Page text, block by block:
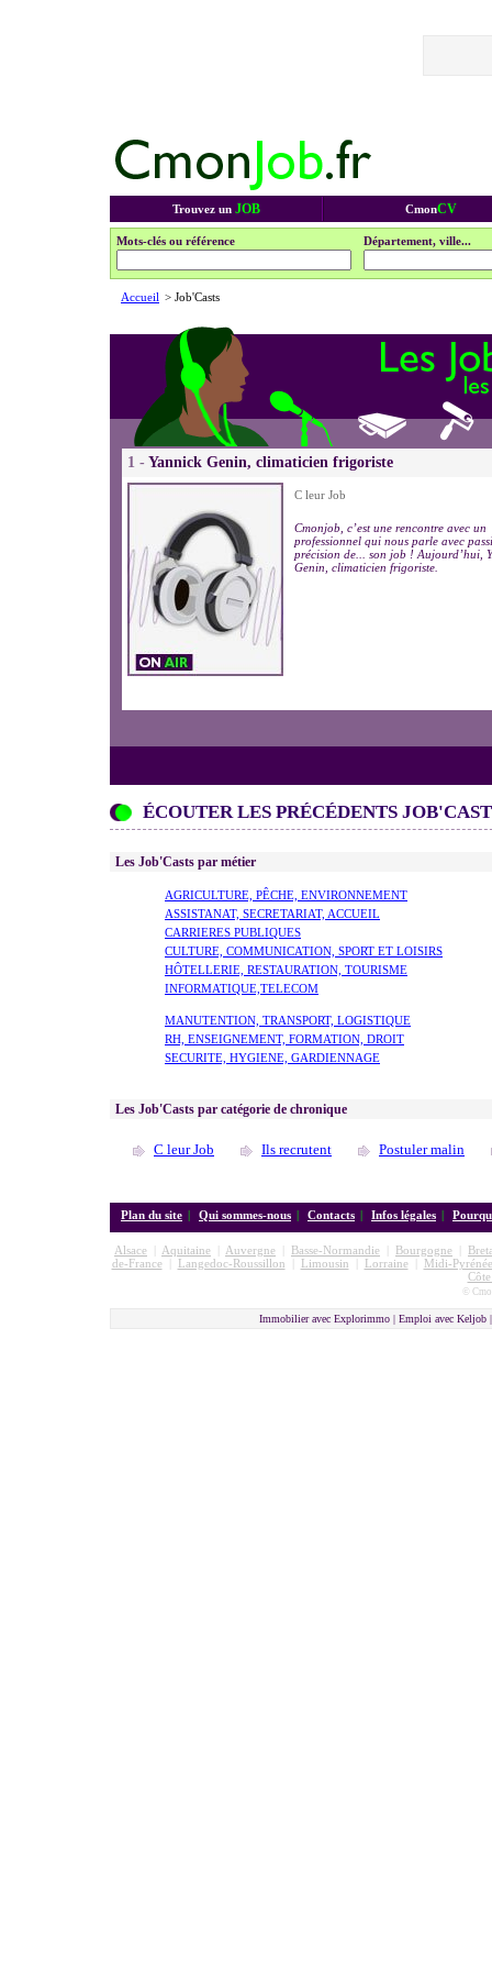
Trouvez un JOB CmonCV
Mots-clés ou référence Département, ville...
Accueil > Job'Casts
1 - Yannick Genin, climaticien frigoriste
C leur Job
Cmonjob, c’est une rencontre avec un
professionnel qui nous parle avec
précision de... son job ! Aujourd’hui,
Genin, climaticien frigoriste.
ÉCOUTER LES PRÉCÉDENTS
Les Job'Casts par métier
AGRICULTURE, PÊCHE, ENVIRONNEMENT
ASSISTANAT, SECRETARIAT, ACCUEIL
CARRIERES PUBLIQUES
CULTURE, COMMUNICATION, SPORT ET LOISIRS
HÔTELLERIE, RESTAURATION, TOURISME
INFORMATIQUE,TELECOM
MANUTENTION, TRANSPORT, LOGISTIQUE
RH, ENSEIGNEMENT, FORMATION, DROIT
SECURITE, HYGIENE, GARDIENNAGE
Les Job'Casts par catégorie de chronique
C leur Job Ils recrutent Postuler malin
Plan du site | Qui sommes-nous | Contacts | Infos légales |
Alsace Aquitaine Auvergne Basse-Normandie Bourgogne
de-France| Langedoc-Roussillon Limousin Lorraine|
Midi-
©
Immobilier avec Explorimmo | Emploi avec Keljob